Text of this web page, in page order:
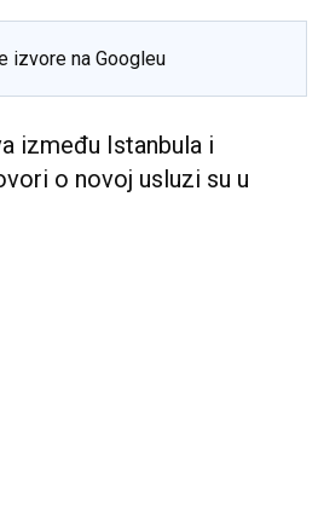
izvore na Googleu
između Istanbula i
o novoj usluzi su u